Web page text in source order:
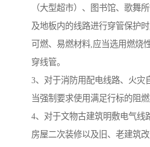
（大型超市）、图书馆、歌舞
及地板内的线路进行穿管保护
可燃、易燃材料,应当选用燃烧
穿线管。
3、对于消防用配电线路、火灾
当强制要求使用满足行标的阻燃
4、对于文物古建筑明敷电气线
房屋二次装修以及旧、老建筑